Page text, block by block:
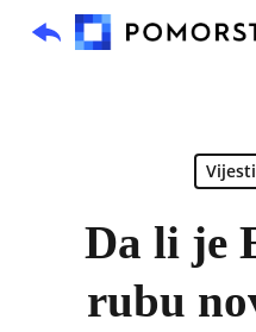
Vijesti
Da li je
rubu